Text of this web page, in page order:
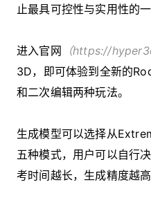
止最具可控性与实用性的一
进入官网 （https://
3D，即可体验到全新的
和二次编辑两种玩法。
生成模型可以选择从
五种模式，用户可以自行
考时间越长，生成精度越高